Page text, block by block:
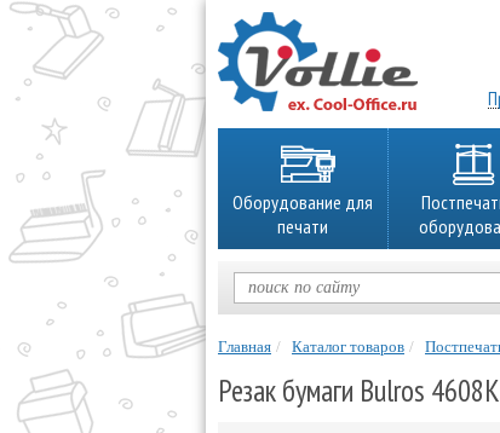
Оборудование для
печати
Главная Каталог товаров
Резак бумаги Bulros 4608K